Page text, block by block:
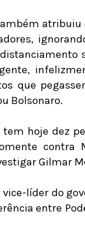
que
Bolsonaro.
tem hoje dez
Gilmar
vice-líder do
entre